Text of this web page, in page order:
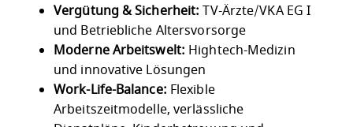
Vergütung & Sicherheit: TV-Ärzte/VKA EG I
und Betriebliche Altersvorsorge
Moderne Arbeitswelt: Hightech-Medizin
und innovative Lösungen
Work-Life-Balance: Flexible
Arbeitszeitmodelle, verlässliche